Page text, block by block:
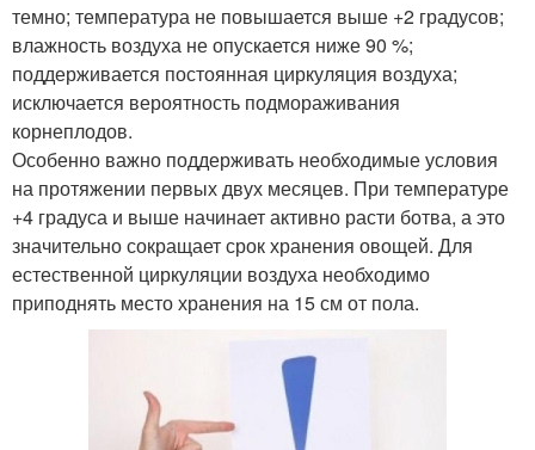
темно; температура не повышается выше +2 градусов;
влажность воздуха не опускается ниже 90 %;
поддерживается постоянная циркуляция воздуха;
исключается вероятность подмораживания
корнеплодов.
Особенно важно поддерживать необходимые условия
на протяжении первых двух месяцев. При температуре
+4 градуса и выше начинает активно расти ботва, а это
значительно сокращает срок хранения овощей. Для
естественной циркуляции воздуха необходимо
приподнять место хранения на 15 см от пола.